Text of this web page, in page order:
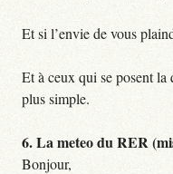
Et si l’envie de vous
Et à ceux qui se posent
plus simple.
6.La meteo du RER
Bonjour,